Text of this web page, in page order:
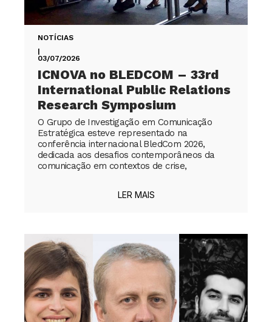
NOTÍCIAS
|
03/07/2026
ICNOVA no BLEDCOM – 33rd
International Public Relations
Research Symposium
O Grupo de Investigação em Comunicação
Estratégica esteve representado na
conferência internacional BledCom 2026,
dedicada aos desafios contemporâneos da
comunicação em contextos de crise,
LER MAIS